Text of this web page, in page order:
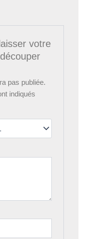
votre
pas publiée.
indiqués